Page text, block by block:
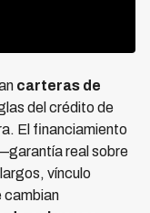
carteras de
del crédito de
El financiamiento
real sobre
vínculo
cambian